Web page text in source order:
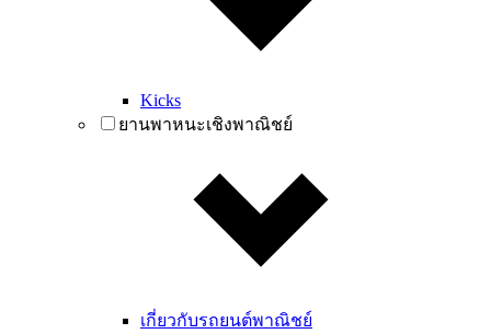
Kicks
ยานพาหนะเชิงพาณิชย์
เกี่ยวกับรถยนต์พาณิชย์